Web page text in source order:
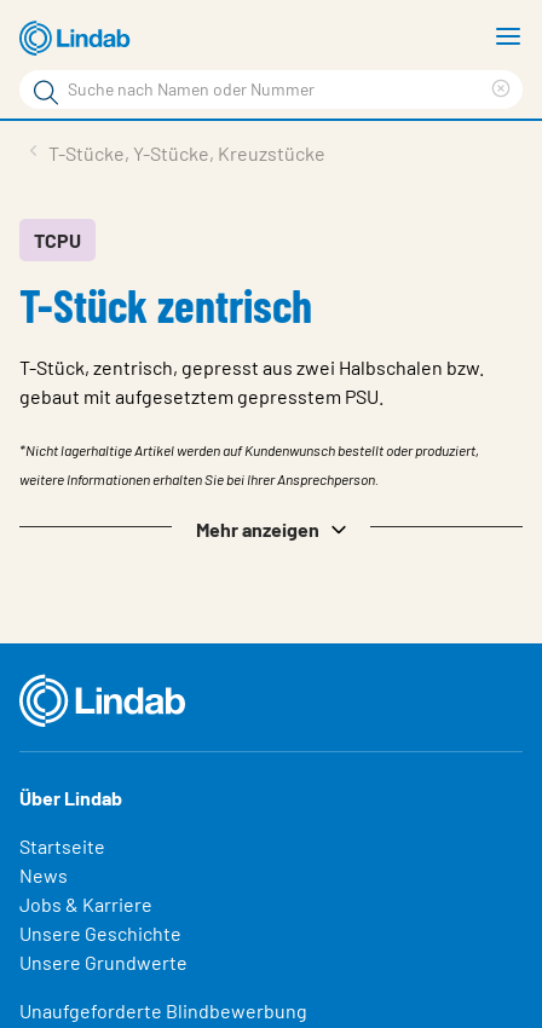
Zum
Hauptinhalt
Suchbegriff
Seite
durchsuchen
Im Fokus
Über Lindab
Downloads
Einloggen
T-Stücke, Y-Stücke, Kreuzstücke
TCPU
T-Stück zentrisch
T-Stück, zentrisch, gepresst aus zwei Halbschalen bzw.
gebaut mit aufgesetztem gepresstem PSU.
*Nicht lagerhaltige Artikel werden auf Kundenwunsch bestellt oder produziert,
weitere Informationen erhalten Sie bei Ihrer Ansprechperson.
Mehr anzeigen
Über Lindab
Startseite
News
Jobs & Karriere
Unsere Geschichte
Unsere Grundwerte
Unaufgeforderte Blindbewerbung